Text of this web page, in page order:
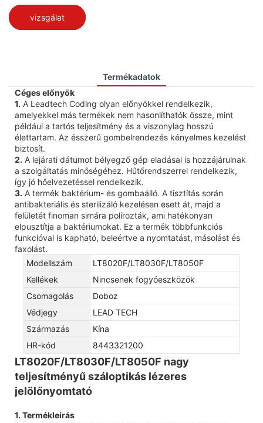
vizsgálat
Termékadatok
Céges előnyök
1. A Leadtech Coding olyan előnyökkel rendelkezik,
amelyekkel más termékek nem hasonlíthatók össze, mint
például a tartós teljesítmény és a viszonylag hosszú
élettartam. Az ésszerű gombelrendezés kényelmes kezelést
biztosít.
2. A lejárati dátumot bélyegző gép eladásai is hozzájárulnak
a szolgáltatás minőségéhez. Hűtőrendszerrel rendelkezik,
így jó hőelvezetéssel rendelkezik.
3. A termék baktérium- és gombaálló. A tisztítás során
antibakteriális és sterilizáló kezelésen esett át, majd a
felületét finoman simára polírozták, ami hatékonyan
elpusztítja a baktériumokat. Ez a termék többfunkciós
funkcióval is kapható, beleértve a nyomtatást, másolást és
faxolást.
Modellszám
LT8020F/LT8030F/LT8050F
Kellékek
Nincsenek fogyóeszközök
Csomagolás
Doboz
Védjegy
LEAD TECH
Származás
Kína
HR-kód
8443321200
LT8020F/LT8030F/LT8050F nagy
teljesítményű száloptikás lézeres
jelölőnyomtató
1. Termékleírás